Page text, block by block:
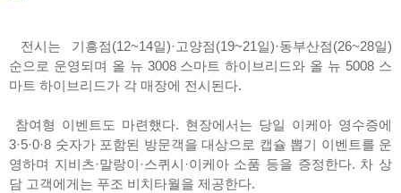
전시는 기흥점(12~14일)·고양점(19~21일)·동부산점(26~28일)
순으로 운영되며 올 뉴 3008 스마트 하이브리드와 올 뉴 5008 스
마트 하이브리드가 각 매장에 전시된다.
참여형 이벤트도 마련했다. 현장에서는 당일 이케아 영수증에
3·5·0·8 숫자가 포함된 방문객을 대상으로 캡슐 뽑기 이벤트를 운
영하며 지비츠·말랑이·스퀴시·이케아 소품 등을 증정한다. 차 상
담 고객에게는 푸조 비치타월을 제공한다.